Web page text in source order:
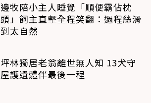
邊牧陪小主人睡覺「順便霸佔枕
頭」飼主直擊全程笑翻：過程絲滑
到太自然
坪林獨居老翁離世無人知 13犬守
屋護遺體伴最後一程